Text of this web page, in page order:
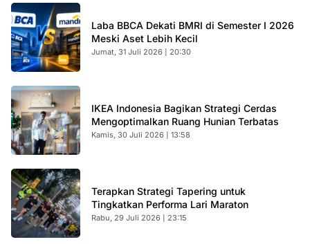
Laba BBCA Dekati BMRI di Semester I 2026
Meski Aset Lebih Kecil
Jumat, 31 Juli 2026 | 20:30
IKEA Indonesia Bagikan Strategi Cerdas
Mengoptimalkan Ruang Hunian Terbatas
Kamis, 30 Juli 2026 | 13:58
Terapkan Strategi Tapering untuk
Tingkatkan Performa Lari Maraton
Rabu, 29 Juli 2026 | 23:15